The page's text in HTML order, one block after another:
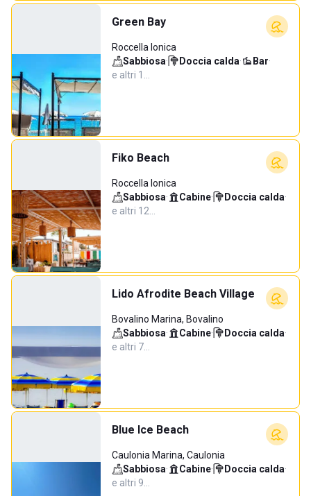
Green Bay
Roccella Ionica
Sabbiosa· Doccia calda· Bar·
e altri 1…
Fiko Beach
Roccella Ionica
Sabbiosa· Cabine· Doccia calda·
e altri 12…
Lido Afrodite Beach Village
Bovalino Marina, Bovalino
Sabbiosa· Cabine· Doccia calda·
e altri 7…
Blue Ice Beach
Caulonia Marina, Caulonia
Sabbiosa· Cabine· Doccia calda·
e altri 9…